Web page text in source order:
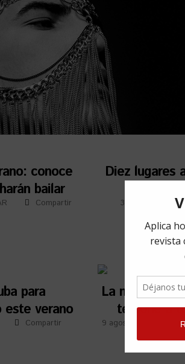
conoce
bailar
Compartir
Diez lugares
faltar
3 abril, 2019 por
para
este verano
Compartir
La nueva
te pone a
9 agosto, 2018